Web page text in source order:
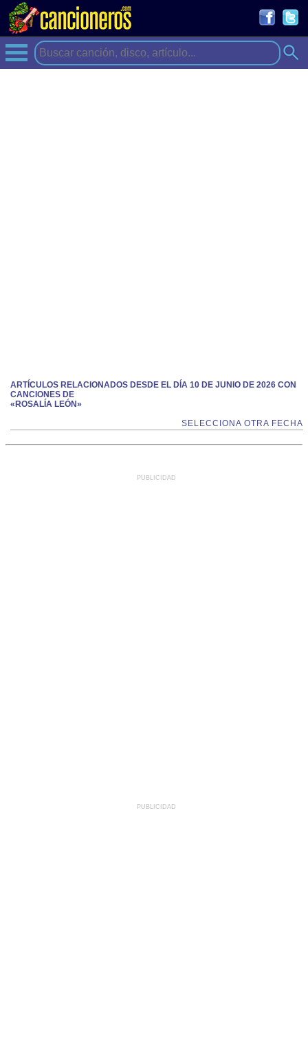
ARTÍCULOS RELACIONADOS DESDE EL DÍA 10 DE JUNIO DE 2026 CON
CANCIONES DE
«ROSALÍA LEÓN»
SELECCIONA OTRA FECHA
PUBLICIDAD
PUBLICIDAD